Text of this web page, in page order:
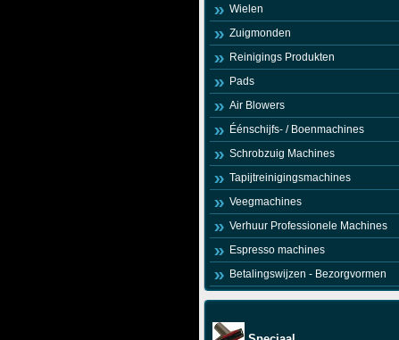
Wielen
Zuigmonden
Reinigings Produkten
Pads
Air Blowers
Éénschijfs- / Boenmachines
Schrobzuig Machines
Tapijtreinigingsmachines
Veegmachines
Verhuur Professionele Machines
Espresso machines
Betalingswijzen - Bezorgvormen